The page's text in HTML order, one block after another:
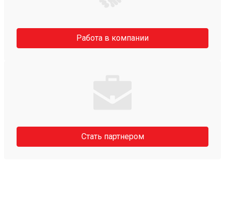
Работа в компании
Стать партнером